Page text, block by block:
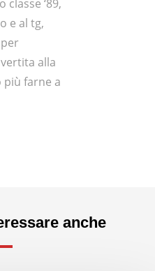
classe ‘89,
e al tg,
alla
più farne a
anche